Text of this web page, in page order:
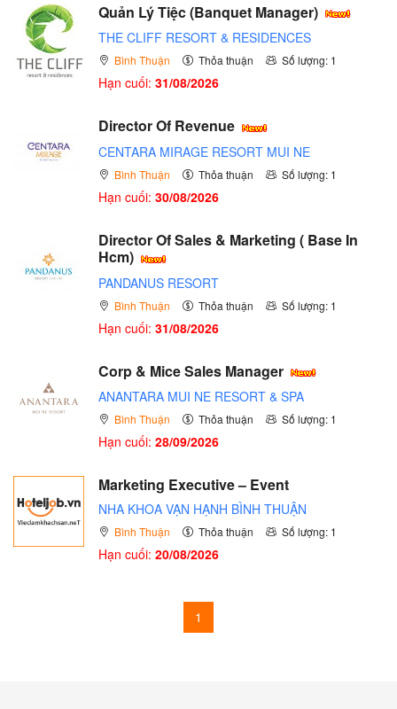
Quản Lý Tiệc (Banquet Manager)
THE CLIFF RESORT & RESIDENCES
Bình Thuận Thỏa thuận Số lượng: 1
Hạn cuối: 31/08/2026
Director Of Revenue
CENTARA MIRAGE RESORT MUI NE
Bình Thuận Thỏa thuận Số lượng: 1
Hạn cuối: 30/08/2026
Director Of Sales & Marketing ( Base In
Hcm)
PANDANUS RESORT
Bình Thuận Thỏa thuận Số lượng: 1
Hạn cuối: 31/08/2026
Corp & Mice Sales Manager
ANANTARA MUI NE RESORT & SPA
Bình Thuận Thỏa thuận Số lượng: 1
Hạn cuối: 28/09/2026
Marketing Executive – Event
NHA KHOA VẠN HẠNH BÌNH THUẬN
Bình Thuận Thỏa thuận Số lượng: 1
Hạn cuối: 20/08/2026
1